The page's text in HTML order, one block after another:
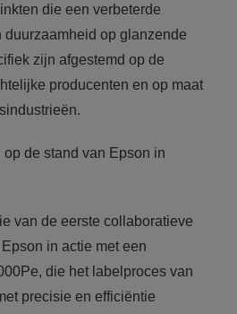
die een verbeterde
duurzaamheid op glanzende
zijn afgestemd op de
producenten en op maat
de stand van Epson in
van de eerste collaboratieve
in actie met een
die het labelproces van
precisie en efficiëntie